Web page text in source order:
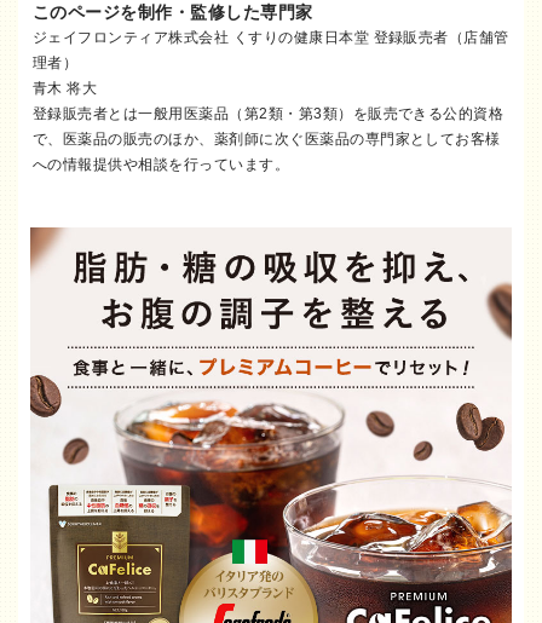
このページを制作・監修した専門家
ジェイフロンティア株式会社 くすりの健康日本堂 登録販売者（店舗管
理者）
青木 将大
登録販売者とは一般用医薬品（第2類・第3類）を販売できる公的資格
で、医薬品の販売のほか、薬剤師に次ぐ医薬品の専門家としてお客様
への情報提供や相談を行っています。